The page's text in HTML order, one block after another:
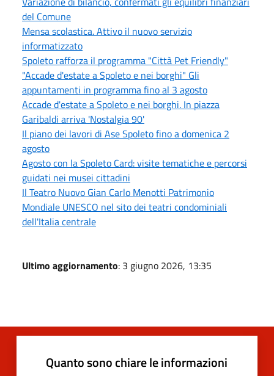
del Comune
Mensa scolastica. Attivo il nuovo servizio
informatizzato
Spoleto rafforza il programma "Città Pet Friendly"
"Accade d'estate a Spoleto e nei borghi" Gli
appuntamenti in programma fino al 3 agosto
Accade d'estate a Spoleto e nei borghi. In piazza
Garibaldi arriva 'Nostalgia 90'
Il piano dei lavori di Ase Spoleto fino a domenica 2
agosto
Agosto con la Spoleto Card: visite tematiche e percorsi
guidati nei musei cittadini
Il Teatro Nuovo Gian Carlo Menotti Patrimonio
Mondiale UNESCO nel sito dei teatri condominiali
dell'Italia centrale
Ultimo aggiornamento: 3 giugno 2026, 13:35
Quanto sono chiare le informazioni